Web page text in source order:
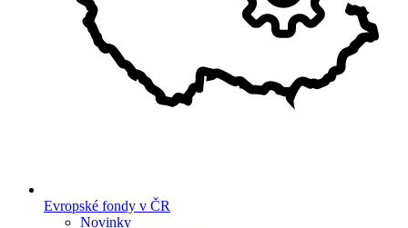
Evropské fondy v ČR
Novinky